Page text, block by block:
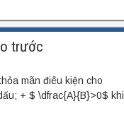
trước
mãn điêu kiện cho
+ $ \dfrac{A}{B}>0$ khi